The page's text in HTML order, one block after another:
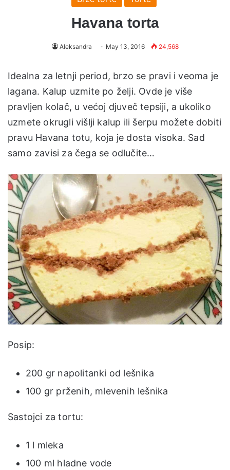
Havana torta
Aleksandra May 13, 2016 24,568
Idealna za letnji period, brzo se pravi i veoma je
lagana. Kalup uzmite po želji. Ovde je više
pravljen kolač, u većoj djuveč tepsiji, a ukoliko
uzmete okrugli višlji kalup ili šerpu možete dobiti
pravu Havana totu, koja je dosta visoka. Sad
samo zavisi za čega se odlučite…
Posip:
200 gr napolitanki od lešnika
100 gr prženih, mlevenih lešnika
Sastojci za tortu:
1 l mleka
100 ml hladne vode